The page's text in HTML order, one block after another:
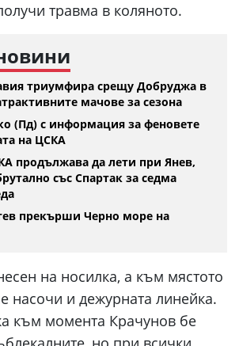
травма в коляното.
триумфира срещу Добруджа в
мачове за сезона
(Пд) с информация за феновете
на ЦСКА
продължава да лети при Янев,
със Спартак за седма
прекърши Черно море на
на носилка, а към мястото
насочи и дежурната линейка.
към момента Крачунов бе